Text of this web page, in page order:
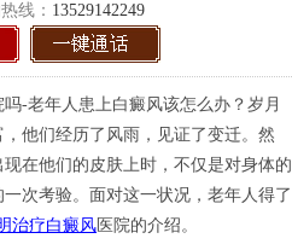
线： 13529142249
-老年人患上白癜风该怎么办？岁月
他们经历了风雨，见证了变迁。然
在他们的皮肤上时，不仅是对身体的
次考验。面对这一状况，老年人得了
治疗白癜风 医院的介绍。